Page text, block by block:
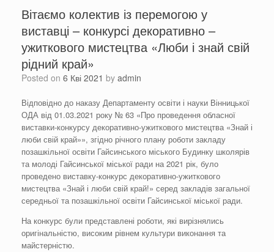
Вітаємо колектив із перемогою у
виставці – конкурсі декоративно –
ужиткового мистецтва «Люби і знай свій
рідний край»
Posted on 6 Кві 2021 by admin
Відповідно до наказу Департаменту освіти і науки Вінницької
ОДА від 01.03.2021 року № 63 «Про проведення обласної
виставки-конкурсу декоративно-ужиткового мистецтва «Знай і
люби свій край»», згідно річного плану роботи закладу
позашкільної освіти Гайсинського міського Будинку школярів
та молоді Гайсинської міської ради на 2021 рік, було
проведено виставку-конкурс декоративно-ужиткового
мистецтва «Знай і люби свій край!» серед закладів загальної
середньої та позашкільної освіти Гайсинської міської ради.
На конкурс були представлені роботи, які вирізнялись
оригінальністю, високим рівнем культури виконання та
майстерністю.